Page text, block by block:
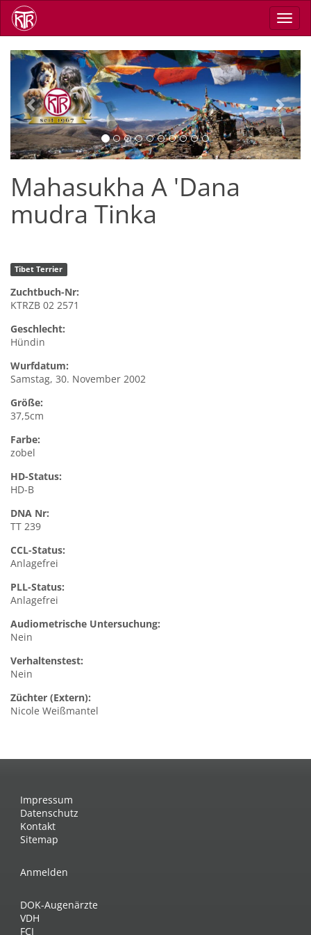
Direkt
zum
Inhalt
Previous Next
Mahasukha A 'Dana
mudra Tinka
Tibet Terrier
Zuchtbuch-Nr:
KTRZB 02 2571
Geschlecht:
Hündin
Wurfdatum:
Samstag, 30. November 2002
Größe:
37,5cm
Farbe:
zobel
HD-Status:
HD-B
DNA Nr:
TT 239
CCL-Status:
Anlagefrei
PLL-Status:
Anlagefrei
Audiometrische Untersuchung:
Nein
Verhaltenstest:
Nein
Züchter (Extern):
Nicole Weißmantel
Impressum
Datenschutz
Kontakt
Sitemap
Anmelden
DOK-Augenärzte
VDH
FCI